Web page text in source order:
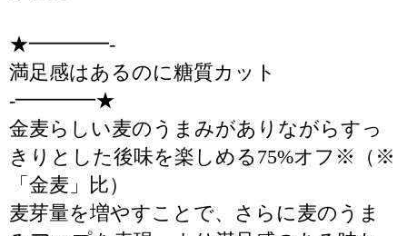
★━━━━-
満足感はあるのに糖質カット
-━━━━★
金麦らしい麦のうまみがありながらすっ
きりとした後味を楽しめる75%オフ※（※
「金麦」比）
麦芽量を増やすことで、さらに麦のうま